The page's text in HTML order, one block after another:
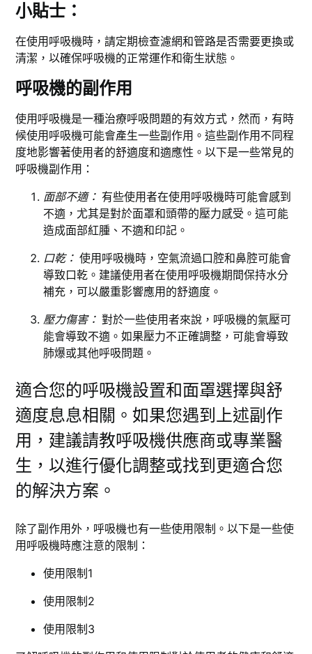
小貼士：
在使用呼吸機時，請定期檢查濾網和管路是否需要更換或
清潔，以確保呼吸機的正常運作和衛生狀態。
呼吸機的副作用
使用呼吸機是一種治療呼吸問題的有效方式，然而，有時
候使用呼吸機可能會產生一些副作用。這些副作用不同程
度地影響著使用者的舒適度和適應性。以下是一些常見的
呼吸機副作用：
面部不適： 有些使用者在使用呼吸機時可能會感到
不適，尤其是對於面罩和頭帶的壓力感受。這可能
造成面部紅腫、不適和印記。
口乾：使用呼吸機時，空氣流過口腔和鼻腔可能會
導致口乾。建議使用者在使用呼吸機期間保持水分
補充，可以嚴重影響應用的舒適度。
壓力傷害：對於一些使用者來說，呼吸機的氣壓可
能會導致不適。如果壓力不正確調整，可能會導致
肺爆或其他呼吸問題。
適合您的呼吸機設置和面罩選擇與舒
適度息息相關。如果您遇到上述副作
用，建議請教呼吸機供應商或專業醫
生，以進行優化調整或找到更適合您
的解決方案。
除了副作用外，呼吸機也有一些使用限制。以下是一些使
用呼吸機時應注意的限制：
使用限制1
使用限制2
使用限制3